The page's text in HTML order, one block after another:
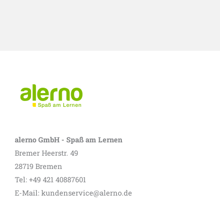
alerno GmbH - Spaß am Lernen
Bremer Heerstr. 49
28719 Bremen
Tel: +49 421 40887601
E-Mail: kundenservice@alerno.de